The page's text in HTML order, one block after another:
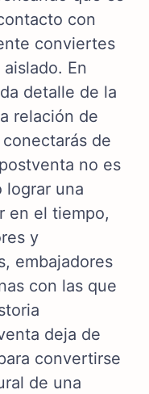
con
conviertes
En
detalle de la
relación de
de
no es
lograr una
en el tiempo,
y
embajadores
con las que
deja de
convertirse
de una